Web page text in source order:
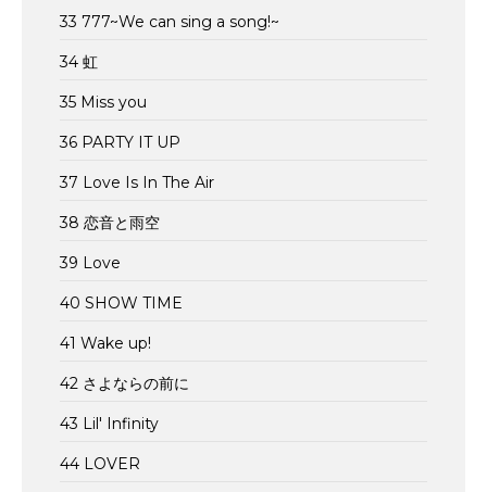
33 777~We can sing a song!~
34 虹
35 Miss you
36 PARTY IT UP
37 Love Is In The Air
38 恋音と雨空
39 Love
40 SHOW TIME
41 Wake up!
42 さよならの前に
43 Lil' Infinity
44 LOVER